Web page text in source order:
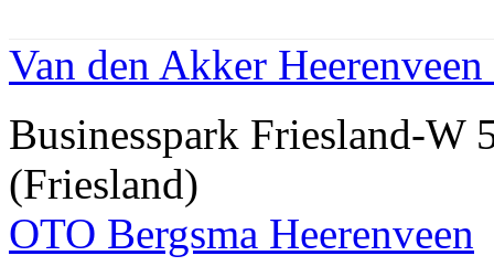
Van den Akker
Businesspark Friesland-
(Friesland)
OTO Bergsma Heerenveen